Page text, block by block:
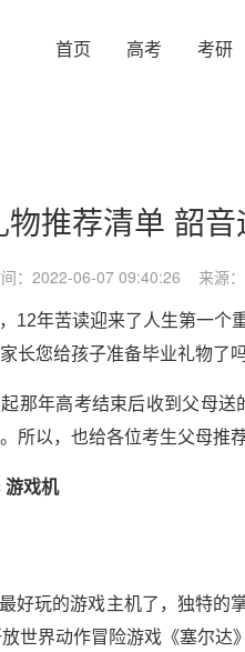
首页 高考 考研
推荐清单 韶
：2022-06-07 09:40:26 来源
12年苦读迎来了人生第一个
长您给孩子准备毕业礼物了
那年高考结束后收到父母
所以，也给各位考生父母推
游戏机
好玩的游戏主机了，独特的
世界动作冒险游戏《塞尔达